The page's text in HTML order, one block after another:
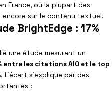
France, où la plupart des
sur le contenu textuel.
BrightEdge : 17%
une étude mesurant un
entre les citations AIO et le top
L’écart s’explique par des
: